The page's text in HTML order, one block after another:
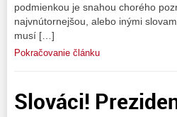
podmienkou je snahou chorého
najvnútornejšou, alebo inými
musí […]
Pokračovanie článku
Slováci!